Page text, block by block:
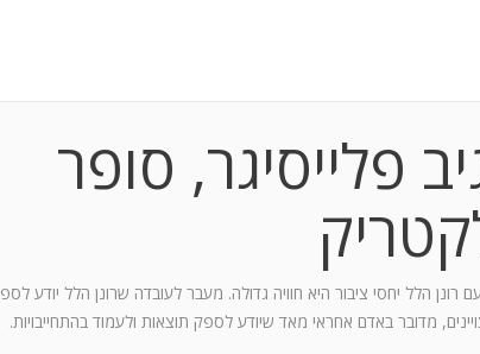
פלייסיגר, סופר
רונן הלל יחסי ציבור היא חוויה גדולה. מעבר לעובדה שרונן הלל יודע
מדובר באדם אחראי מאד שיודע לספק תוצאות ולעמוד בהתחייבויות.